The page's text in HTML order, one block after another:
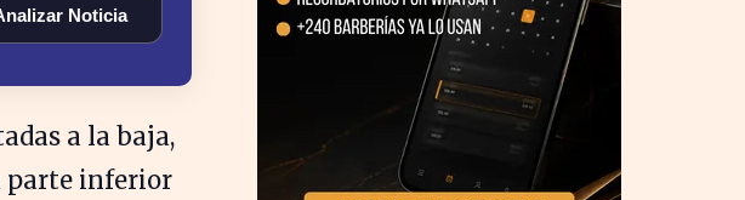
Noticia
a la baja,
parte inferior